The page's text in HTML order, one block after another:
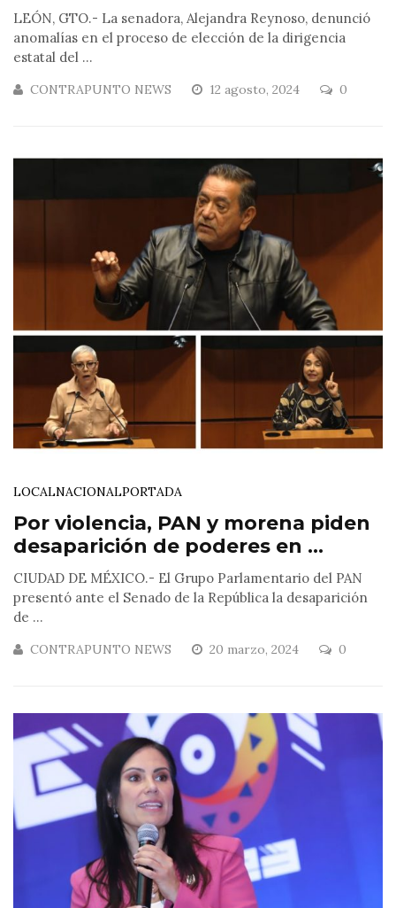
LEÓN, GTO.- La senadora, Alejandra Reynoso, denunció
anomalías en el proceso de elección de la dirigencia
estatal del ...
CONTRAPUNTO NEWS 12 agosto, 2024 0
LOCALNACIONALPORTADA
Por violencia, PAN y morena piden
desaparición de poderes en ...
CIUDAD DE MÉXICO.- El Grupo Parlamentario del PAN
presentó ante el Senado de la República la desaparición
de ...
CONTRAPUNTO NEWS 20 marzo, 2024 0